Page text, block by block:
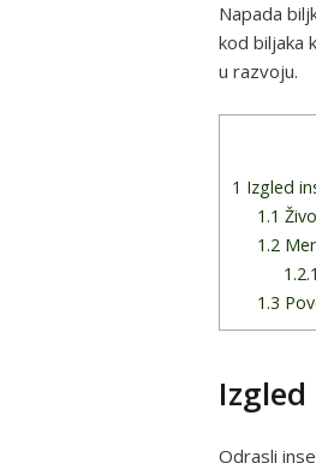
Napada
kod biljaka
u razvoju.
1 Izgled
1.1
1.2
1.2.1
1.3
Odrasli